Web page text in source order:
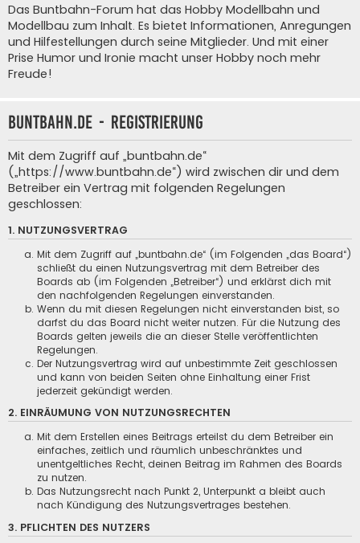
Das Buntbahn-Forum hat das Hobby Modellbahn und
Modellbau zum Inhalt. Es bietet Informationen, Anregungen
und Hilfestellungen durch seine Mitglieder. Und mit einer
Prise Humor und Ironie macht unser Hobby noch mehr
Freude!
buntbahn.de - Registrierung
Mit dem Zugriff auf „buntbahn.de“
(„https://www.buntbahn.de“) wird zwischen dir und dem
Betreiber ein Vertrag mit folgenden Regelungen
geschlossen:
1. NUTZUNGSVERTRAG
Mit dem Zugriff auf „buntbahn.de“ (im Folgenden „das Board“)
schließt du einen Nutzungsvertrag mit dem Betreiber des
Boards ab (im Folgenden „Betreiber“) und erklärst dich mit
den nachfolgenden Regelungen einverstanden.
Wenn du mit diesen Regelungen nicht einverstanden bist, so
darfst du das Board nicht weiter nutzen. Für die Nutzung des
Boards gelten jeweils die an dieser Stelle veröffentlichten
Regelungen.
Der Nutzungsvertrag wird auf unbestimmte Zeit geschlossen
und kann von beiden Seiten ohne Einhaltung einer Frist
jederzeit gekündigt werden.
2. EINRÄUMUNG VON NUTZUNGSRECHTEN
Mit dem Erstellen eines Beitrags erteilst du dem Betreiber ein
einfaches, zeitlich und räumlich unbeschränktes und
unentgeltliches Recht, deinen Beitrag im Rahmen des Boards
zu nutzen.
Das Nutzungsrecht nach Punkt 2, Unterpunkt a bleibt auch
nach Kündigung des Nutzungsvertrages bestehen.
3. PFLICHTEN DES NUTZERS